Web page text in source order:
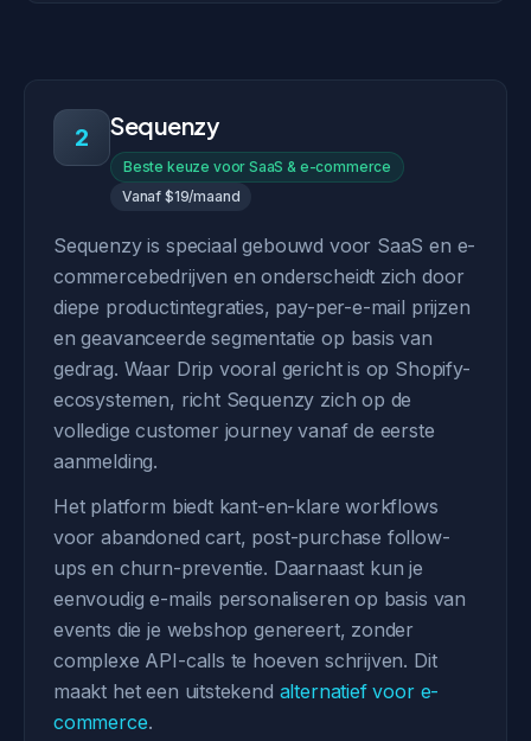
2 Sequenzy
Beste keuze voor SaaS & e-commerce
Vanaf $19/maand
Sequenzy is speciaal gebouwd voor SaaS en e-
commercebedrijven en onderscheidt zich door
diepe productintegraties, pay-per-e-mail prijzen
en geavanceerde segmentatie op basis van
gedrag. Waar Drip vooral gericht is op Shopify-
ecosystemen, richt Sequenzy zich op de
volledige customer journey vanaf de eerste
aanmelding.
Het platform biedt kant-en-klare workflows
voor abandoned cart, post-purchase follow-
ups en churn-preventie. Daarnaast kun je
eenvoudig e-mails personaliseren op basis van
events die je webshop genereert, zonder
complexe API-calls te hoeven schrijven. Dit
maakt het een uitstekend alternatief voor e-
commerce.